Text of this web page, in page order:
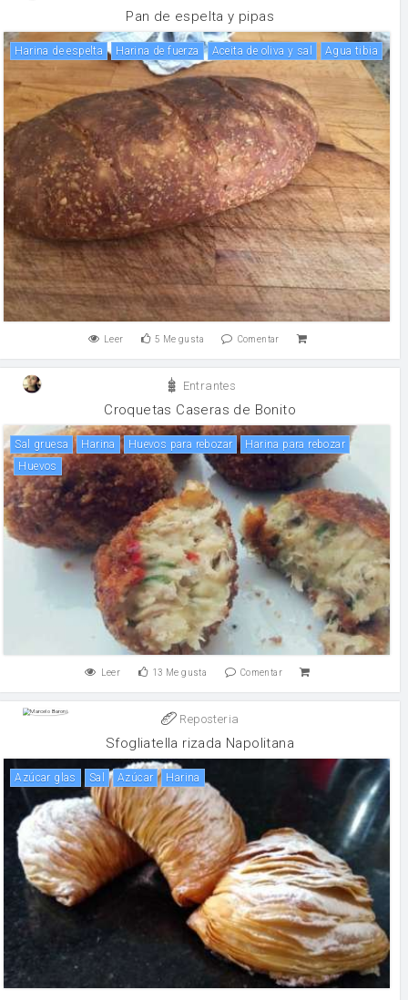
Pan de espelta y pipas
Harina de espelta harina de fuerza Aceita de oliva y sal Agua tibia
Leer 5 Me gusta Comentar
Entrantes
Croquetas Caseras de Bonito
Sal gruesa harina Huevos para rebozar
Harina para rebozar
huevos
Leer 13 Me gusta Comentar
Reposteria
Sfogliatella rizada Napolitana
azúcar glas sal Azúcar harina